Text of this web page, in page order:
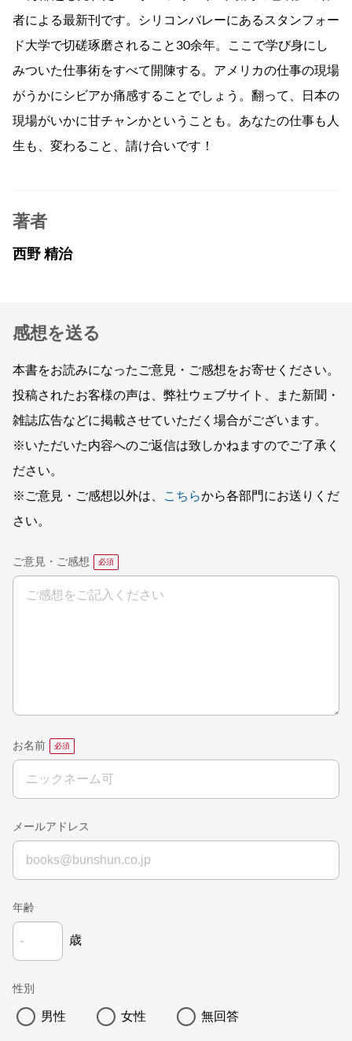
者による最新刊です。シリコンバレーにあるスタンフォー
ド大学で切磋琢磨されること30余年。ここで学び身にし
みついた仕事術をすべて開陳する。アメリカの仕事の現場
がうかにシビアか痛感することでしょう。翻って、日本の
現場がいかに甘チャンかということも。あなたの仕事も人
生も、変わること、請け合いです！
著者
西野 精治
感想を送る
本書をお読みになったご意見・ご感想をお寄せください。
投稿されたお客様の声は、弊社ウェブサイト、また新聞・
雑誌広告などに掲載させていただく場合がございます。
※いただいた内容へのご返信は致しかねますのでご了承く
ださい。
※ご意見・ご感想以外は、
こちらから各部門にお送りくだ
さい。
ご意見・ご感想
お名前
メールアドレス
年齢
歳
性別
男性 女性 無回答